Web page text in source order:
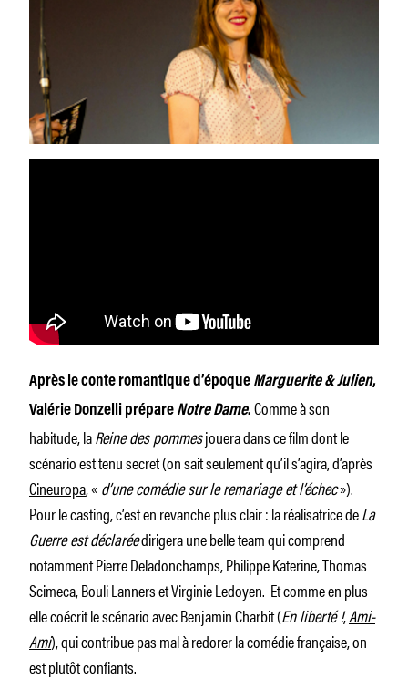
Après le conte romantique d’époque Marguerite & Julien,
Valérie Donzelli prépare Notre Dame. Comme à son
habitude, laReine des pommesjouera dans ce film dont le
scénario est tenu secret (on sait seulement qu’il s’agira, d’après
Cineuropa, «d’une comédie sur le remariage et l’échec»).
Pour le casting, c’est en revanche plus clair : la réalisatrice deLa
Guerre est déclaréedirigera une belle team qui comprend
notamment Pierre Deladonchamps, Philippe Katerine, Thomas
Scimeca, Bouli Lanners et Virginie Ledoyen. Et comme en plus
elle coécrit le scénario avec Benjamin Charbit (En liberté !,Ami-
Ami), qui contribue pas mal à redorer la comédie française, on
est plutôt confiants.